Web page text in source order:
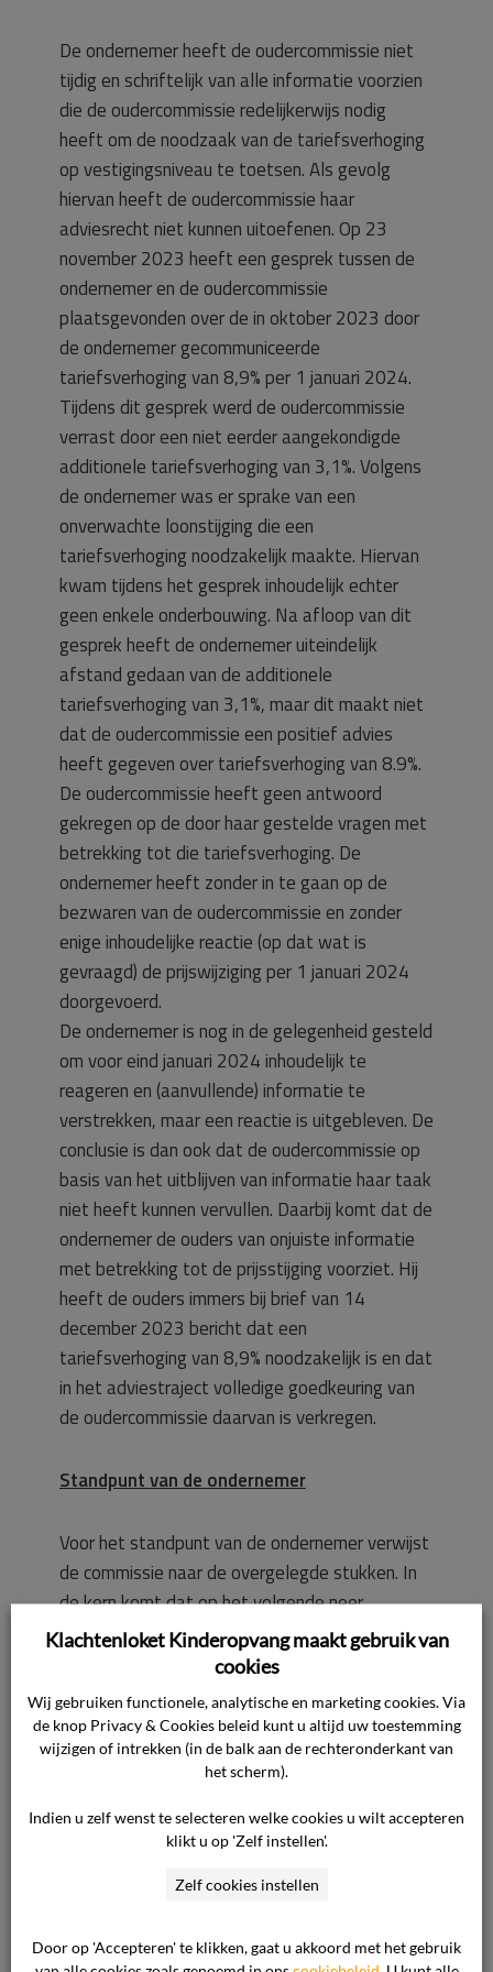
De ondernemer heeft de oudercommissie niet
tijdig en schriftelijk van alle informatie voorzien
die de oudercommissie redelijkerwijs nodig
heeft om de noodzaak van de tariefsverhoging
op vestigingsniveau te toetsen. Als gevolg
hiervan heeft de oudercommissie haar
adviesrecht niet kunnen uitoefenen. Op 23
november 2023 heeft een gesprek tussen de
ondernemer en de oudercommissie
plaatsgevonden over de in oktober 2023 door
de ondernemer gecommuniceerde
tariefsverhoging van 8,9% per 1 januari 2024.
Tijdens dit gesprek werd de oudercommissie
verrast door een niet eerder aangekondigde
additionele tariefsverhoging van 3,1%. Volgens
de ondernemer was er sprake van een
onverwachte loonstijging die een
tariefsverhoging noodzakelijk maakte. Hiervan
kwam tijdens het gesprek inhoudelijk echter
geen enkele onderbouwing. Na afloop van dit
gesprek heeft de ondernemer uiteindelijk
afstand gedaan van de additionele
tariefsverhoging van 3,1%, maar dit maakt niet
dat de oudercommissie een positief advies
heeft gegeven over tariefsverhoging van 8.9%.
De oudercommissie heeft geen antwoord
gekregen op de door haar gestelde vragen met
betrekking tot die tariefsverhoging. De
ondernemer heeft zonder in te gaan op de
bezwaren van de oudercommissie en zonder
enige inhoudelijke reactie (op dat wat is
gevraagd) de prijswijziging per 1 januari 2024
doorgevoerd.
De ondernemer is nog in de gelegenheid gesteld
om voor eind januari 2024 inhoudelijk te
reageren en (aanvullende) informatie te
verstrekken, maar een reactie is uitgebleven. De
conclusie is dan ook dat de oudercommissie op
basis van het uitblijven van informatie haar taak
niet heeft kunnen vervullen. Daarbij komt dat de
ondernemer de ouders van onjuiste informatie
met betrekking tot de prijsstijging voorziet. Hij
heeft de ouders immers bij brief van 14
december 2023 bericht dat een
tariefsverhoging van 8,9% noodzakelijk is en dat
in het adviestraject volledige goedkeuring van
de oudercommissie daarvan is verkregen.
Standpunt van de ondernemer
Voor het standpunt van de ondernemer verwijst
de commissie naar de overgelegde stukken. In
de kern komt dat op het volgende neer.
Over de prijsstijging is voldoende overleg
geweest met de oudercommissie.
Het concept nieuwe tarieven 2024 is begin
oktober 2023 voorgelegd aan de
oudercommissie. Op hun verzoek heeft de
ondernemer deze verhoging toegelicht. Naar
aanleiding daarvan is de verhoging naar
beneden bijgesteld, met dien verstande dat er
2024 naar de ouders gecommuniceerd. De
Klachtenloket Kinderopvang maakt gebruik van
cookies
Wij gebruiken functionele, analytische en marketing cookies. Via
de knop Privacy & Cookies beleid kunt u altijd uw toestemming
wijzigen of intrekken (in de balk aan de rechteronderkant van
het scherm).
Indien u zelf wenst te selecteren welke cookies u wilt accepteren
klikt u op 'Zelf instellen'.
Zelf cookies instellen
Door op 'Accepteren' te klikken, gaat u akkoord met het gebruik